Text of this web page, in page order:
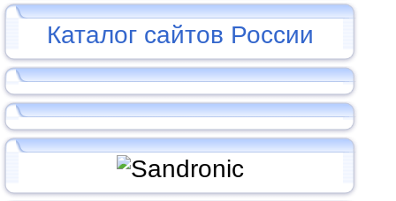
Каталог сайтов России